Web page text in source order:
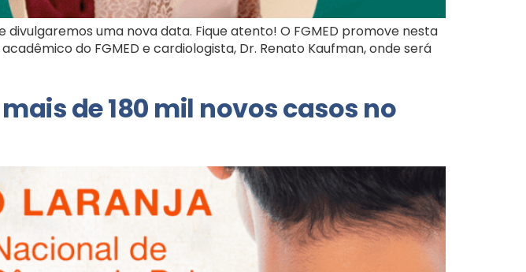
uma nova data. Fique atento! O FGMED promove nesta
do FGMED e cardiologista, Dr. Renato Kaufman, onde será
de 180 mil novos casos no